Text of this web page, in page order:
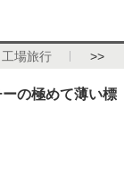
工場旅行 >>
の極めて薄い標